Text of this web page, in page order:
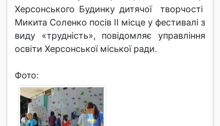
Херсонського Будинку дитячої творчості
Микита Соленко посів ІІ місце у фестивалі з
виду «трудність», повідомляє управління
освіти Херсонської міської ради.
Фото: